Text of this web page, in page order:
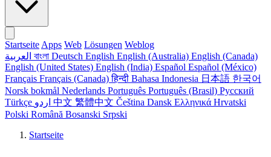
Startseite Apps Web Lösungen Weblog
বাংলা Deutsch English English (Australia) English (Canada)
English (United States) English (India) Español Español (México)
Français Français (Canada)हिन्दी Bahasa Indonesia 日本語 한국어
Norsk bokmål Nederlands Português Português (Brasil) Русский
Türkçe
中文 繁體中文 Čeština Dansk Ελληνικά Hrvatski
Polski Română Bosanski Srpski
Startseite